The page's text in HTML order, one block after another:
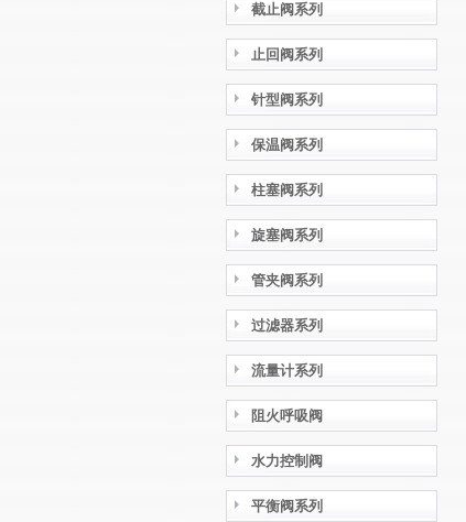
截止阀系列
止回阀系列
针型阀系列
保温阀系列
柱塞阀系列
旋塞阀系列
管夹阀系列
过滤器系列
流量计系列
阻火呼吸阀
水力控制阀
平衡阀系列